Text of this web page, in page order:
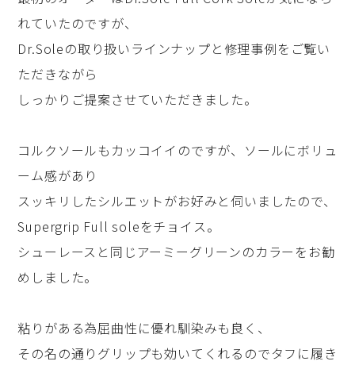
れていたのですが、
Dr.Soleの取り扱いラインナップと修理事例をご覧い
ただきながら
しっかりご提案させていただきました。
コルクソールもカッコイイのですが、ソールにボリュ
ーム感があり
スッキリしたシルエットがお好みと伺いましたので、
Supergrip Full soleをチョイス。
シューレースと同じアーミーグリーンのカラーをお勧
めしました。
粘りがある為屈曲性に優れ馴染みも良く、
その名の通りグリップも効いてくれるのでタフに履き